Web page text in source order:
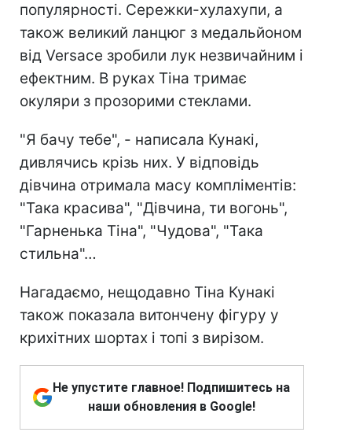
популярності. Сережки-хулахупи, а
також великий ланцюг з медальйоном
від Versace зробили лук незвичайним і
ефектним. В руках Тіна тримає
окуляри з прозорими стеклами.
"Я бачу тебе", - написала Кунакі,
дивлячись крізь них. У відповідь
дівчина отримала масу компліментів:
"Така красива", "Дівчина, ти вогонь",
"Гарненька Тіна", "Чудова", "Така
стильна"…
Нагадаємо, нещодавно Тіна Кунакі
також показала витончену фігуру у
крихітних шортах і топі з вирізом.
Не упустите главное! Подпишитесь на
наши обновления в Google!